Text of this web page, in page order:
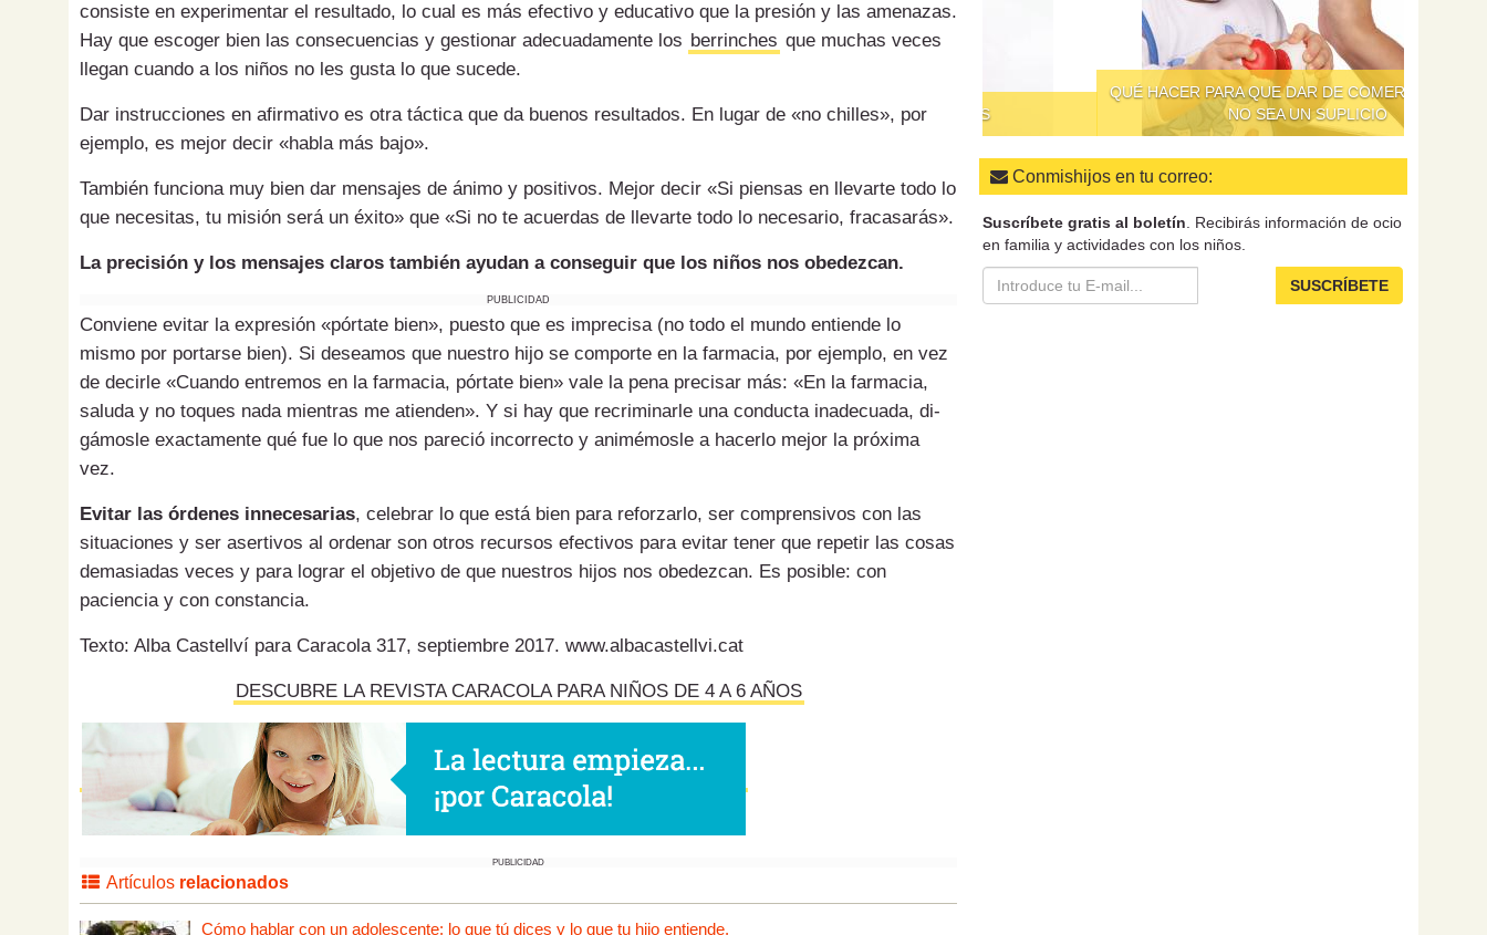
consiste en experimentar el resultado, lo cual es más efectivo y educativo que la presión y las amenazas.
Hay que escoger bien las consecuencias y gestionar adecuada­­mente los berrinches que muchas veces
llegan cuando a los niños no les gusta lo que sucede.
Dar instrucciones en afirmativo es otra táctica que da buenos resultados. En lugar de «no chi­­lles», por
ejemplo, es mejor decir «habla más bajo».
También funciona muy bien dar mensajes de ánimo y positivos. Mejor decir «Si piensas en llevarte todo lo
que necesitas, tu misión será un éxito» que «Si no te acuerdas de llevarte todo lo necesario, fracasarás».
La precisión y los mensajes claros también ayu­­dan a conseguir que los niños nos obedez­­can.
PUBLICIDAD
Conviene evitar la expresión «pórtate bien», pues­­to que es imprecisa (no todo el mun­­do entiende lo
mismo por portarse bien). Si de­­sea­­mos que nues­­tro hijo se comporte en la farma­­cia, por ejemplo, en vez
de decirle «Cuando entremos en la far­­macia, pórtate bien» vale la pena precisar más: «En la farmacia,
saluda y no toques nada mien­­tras me atienden». Y si hay que recriminarle una conducta inadecuada, di­­
gá­­mosle exacta­mente qué fue lo que nos pa­­reció incorrecto y animémosle a hacerlo mejor la próxima
vez.
Evitar las órdenes innecesarias, celebrar lo que está bien para reforzarlo, ser comprensivos con las
situaciones y ser asertivos al ordenar son otros recursos efectivos para evitar tener que repetir las cosas
demasiadas veces y para lograr el objetivo de que nuestros hijos nos obedezcan. Es posible: con
paciencia y con constancia.
Texto: Alba Castellví para Caracola 317, septiembre 2017. www.albacastellvi.cat
DESCUBRE LA REVISTA CARACOLA PARA NIÑOS DE 4 A 6 AÑOS
PUBLICIDAD
Artículos relacionados
Cómo hablar con un adolescente: lo que tú dices y lo que tu hijo entiende.
QUÉ HACER PARA QUE DAR DE COMER A LOS NIÑOS
NO SEA UN SUPLICIO
Conmishijos en tu correo:
Suscríbete gratis al boletín . Recibirás información de ocio
en familia y actividades con los niños.
SUSCRÍBETE